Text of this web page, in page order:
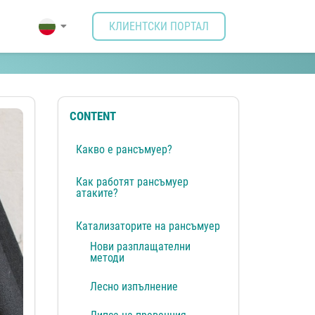
КЛИЕНТСКИ ПОРТАЛ
CONTENT
Какво е рансъмуер?
Как работят рансъмуер
атаките?
Катализаторите на рансъмуер
Нови разплащателни
методи
Лесно изпълнение